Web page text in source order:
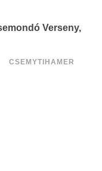
Verseny,
CSEMYTIHAMER